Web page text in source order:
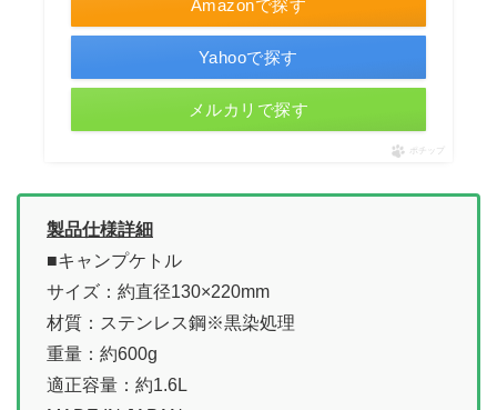
Amazonで探す
Yahooで探す
メルカリで探す
ポチップ
製品仕様詳細
■キャンプケトル
サイズ：約直径130×220mm
材質：ステンレス鋼※黒染処理
重量：約600g
適正容量：約1.6L